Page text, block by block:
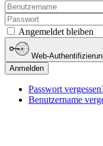
Angemeldet bleiben
Web-
Anmelden
Passwort
Benutzername